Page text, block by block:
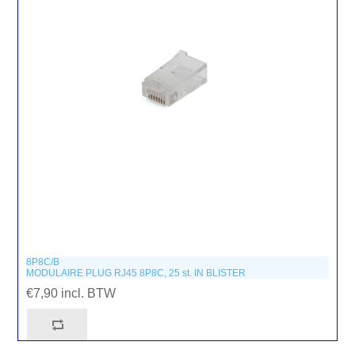
8P8C/B
MODULAIRE PLUG RJ45 8P8C, 25 st. IN BLISTER
€7,90 incl. BTW